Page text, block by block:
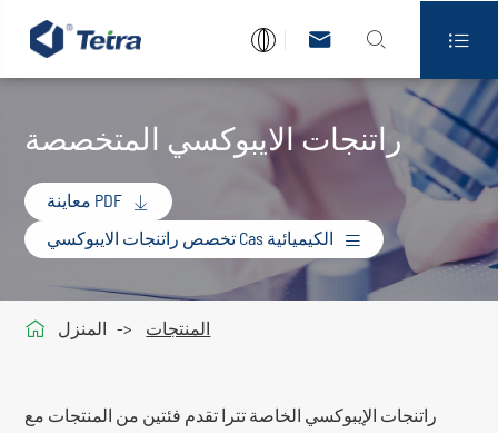
  
راتنجات الايبوكسي المتخصصة
معاينة PDF 

 المنزل المنتجات
راتنجات الإيبوكسي الخاصة تترا تقدم فئتين من المنتجات مع